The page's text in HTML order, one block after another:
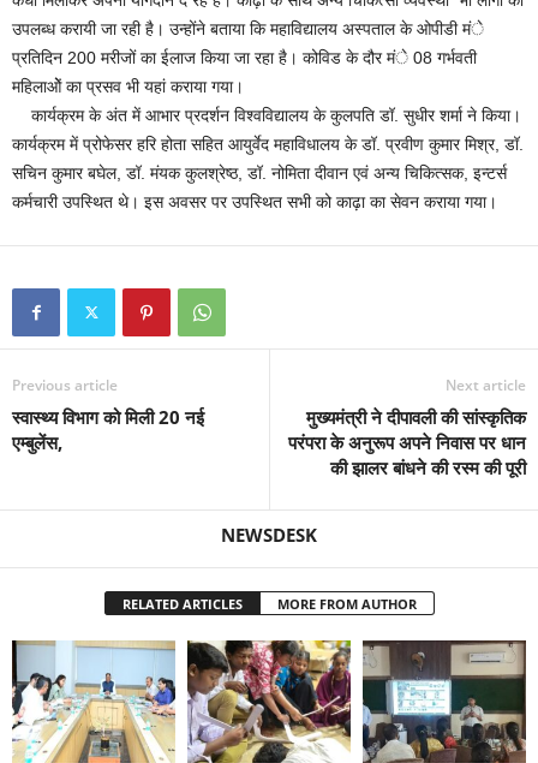
उपलब्ध करायी जा रही है। उन्होंने बताया कि महाविद्यालय अस्पताल के ओपीडी मंे
प्रतिदिन 200 मरीजों का ईलाज किया जा रहा है। कोविड के दौर मंे 08 गर्भवती
महिलाओें का प्रसव भी यहां कराया गया।
कार्यक्रम के अंत में आभार प्रदर्शन विश्वविद्यालय के कुलपति डॉ. सुधीर शर्मा ने किया।
कार्यक्रम में प्रोफेसर हरि होता सहित आयुर्वेद महाविधालय के डॉ. प्रवीण कुमार मिश्र, डॉ.
सचिन कुमार बघेल, डॉ. मंयक कुलश्रेष्ठ, डॉ. नोमिता दीवान एवं अन्य चिकित्सक, इन्टर्स
कर्मचारी उपस्थित थे। इस अवसर पर उपस्थित सभी को काढ़ा का सेवन कराया गया।
Previous article
स्वास्थ्य विभाग को मिली 20 नई
एम्बुलेंस,
Next article
मुख्यमंत्री ने दीपावली की सांस्कृतिक
परंपरा के अनुरूप अपने निवास पर धान
की झालर बांधने की रस्म की पूरी
NEWSDESK
RELATED ARTICLES MORE FROM AUTHOR